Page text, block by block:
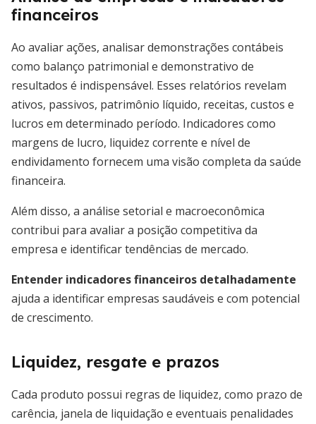
financeiros
Ao avaliar ações, analisar demonstrações contábeis
como balanço patrimonial e demonstrativo de
resultados é indispensável. Esses relatórios revelam
ativos, passivos, patrimônio líquido, receitas, custos e
lucros em determinado período. Indicadores como
margens de lucro, liquidez corrente e nível de
endividamento fornecem uma visão completa da saúde
financeira.
Além disso, a análise setorial e macroeconômica
contribui para avaliar a posição competitiva da
empresa e identificar tendências de mercado.
Entender indicadores financeiros detalhadamente
ajuda a identificar empresas saudáveis e com potencial
de crescimento.
Liquidez, resgate e prazos
Cada produto possui regras de liquidez, como prazo de
carência, janela de liquidação e eventuais penalidades